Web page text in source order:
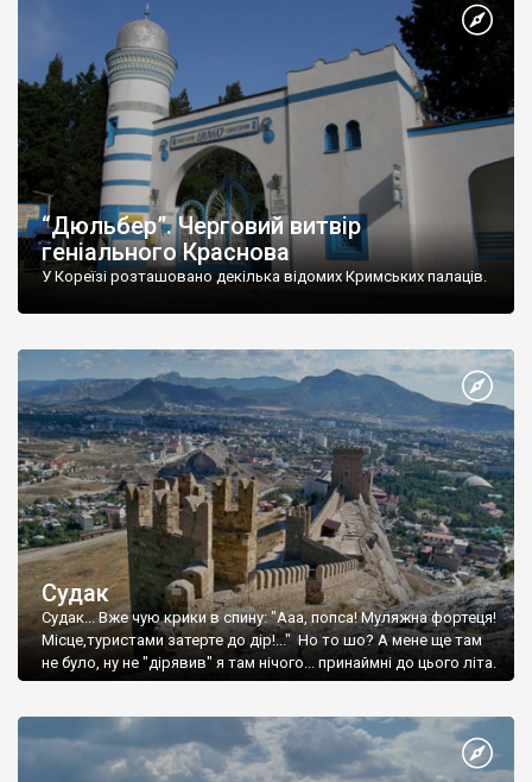
“Дюльбер”. Черговий витвір
геніального Краснова
У Кореїзі розташовано декілька відомих Кримських палаців.
Судак
Судак... Вже чую крики в спину: "Ааа, попса! Муляжна фортеця!
Місце,туристами затерте до дір!..." Но то шо? А мене ще там
не було, ну не "дірявив" я там нічого... принаймні до цього літа.